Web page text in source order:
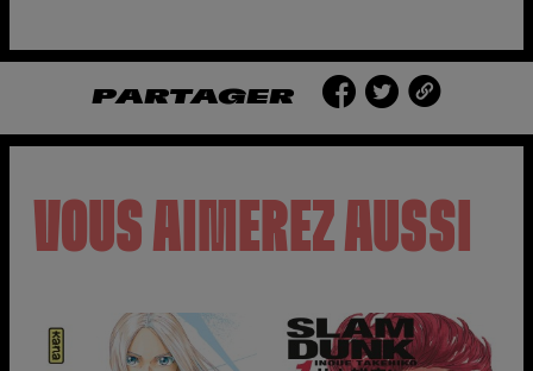
PARTAGER
VOUS AIMEREZ AUSSI